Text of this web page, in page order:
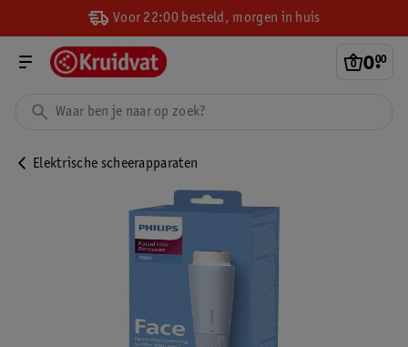
Voor 22:00 besteld, morgen in huis
0.
00
Elektrische scheerapparaten